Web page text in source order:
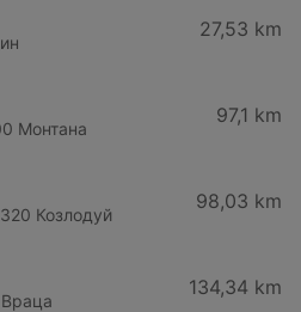
27,53 km
Монтана
97,1 km
Козлодуй
98,03 km
134,34 km